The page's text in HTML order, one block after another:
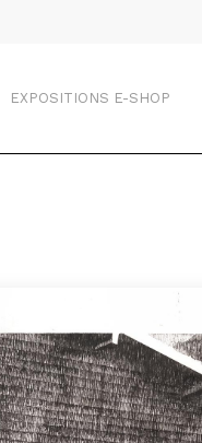
EXPOSITIONS E-SHOP